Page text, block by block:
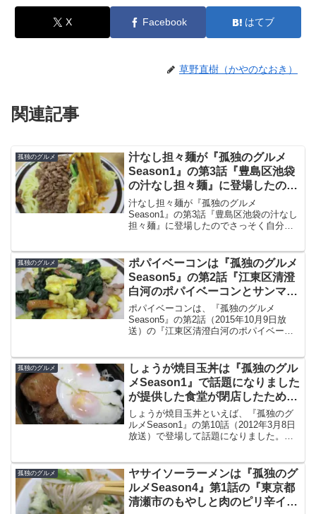
X Facebook はてブ
草野直樹（かやのなおき）
関連記事
孤独のグルメ
汁なし担々麺が『孤独のグルメ
Season1』の第3話『豊島区池袋
の汁なし担々麺』に登場したので
さっそく自分で作ってみました
汁なし担々麺が『孤独のグルメ
Season1』の第3話『豊島区池袋の汁なし
担々麺』に登場したのでさっそく自分で
椒を加え、ドラマで作っていたものに近
い辛さで作ってみました。
孤独のグルメ
ポパイベーコンは『孤独のグルメ
Season5』の第2話『江東区清澄
白河のポパイベーコンとサンマク
ンセイ刺』で登場です
ポパイベーコンは、『孤独のグルメ
Season5』の第2話（2015年10月9日放
送）の『江東区清澄白河のポパイベーコ
シ。さあこいブルートっていう感じ」と
絶賛したので作ってみました。
孤独のグルメ
しょうが焼目玉丼は『孤独のグル
メSeason1』で話題になりました
が提供した食堂が閉店したため自
作することにしました
しょうが焼目玉丼といえば、『孤独のグ
ルメSeason1』の第10話（2012年3月8日
放送）で登場して話題になりました。と
さすれば自分で作るしかないということ
になりました。
孤独のグルメ
ヤサイソーラーメンは『孤独のグ
ルメSeason4』第1話の『東京都
清瀬市のもやしと肉のピリ辛イタ